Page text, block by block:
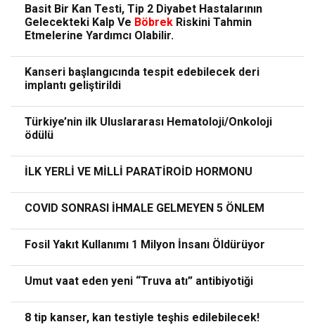
Basit Bir Kan Testi, Tip 2 Diyabet Hastalarının
Gelecekteki Kalp Ve Böbrek Riskini Tahmin
Etmelerine Yardımcı Olabilir.
Kanseri başlangıcında tespit edebilecek deri
implantı geliştirildi
Türkiye’nin ilk Uluslararası Hematoloji/Onkoloji
ödülü
İLK YERLİ VE MİLLİ PARATİROİD HORMONU
COVID SONRASI İHMALE GELMEYEN 5 ÖNLEM
Fosil Yakıt Kullanımı 1 Milyon İnsanı Öldürüyor
Umut vaat eden yeni “Truva atı” antibiyotiği
8 tip kanser, kan testiyle teşhis edilebilecek!